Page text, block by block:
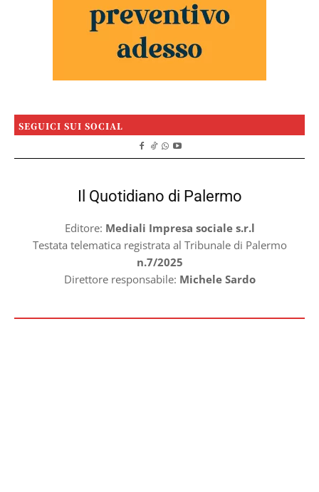
SEGUICI SUI SOCIAL
Il Quotidiano di Palermo
Editore: Mediali Impresa sociale s.r.l
Testata telematica registrata al Tribunale di Palermo
n.7/2025
Direttore responsabile: Michele Sardo